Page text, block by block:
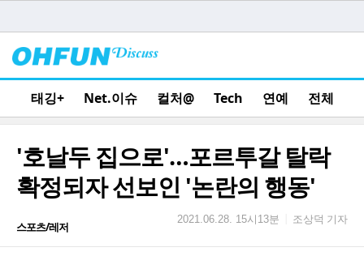
태깅+ Net.이슈 컬처@ Tech 연예 전체
'호날두 집으로'…포르투갈 탈락
확정되자 선보인 '논란의 행동'
스포츠/레저
2021.06.28. 15시13분 조상덕 기자